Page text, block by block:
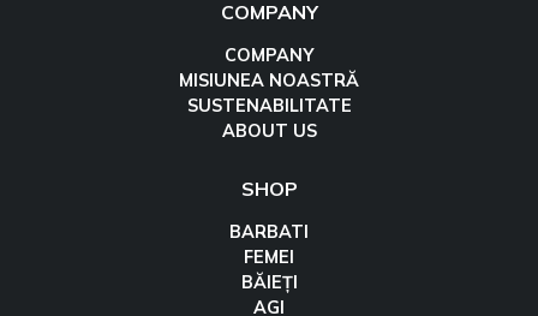
COMPANY
COMPANY
MISIUNEA NOASTRĂ
SUSTENABILITATE
ABOUT US
SHOP
BARBATI
FEMEI
BĂIEȚI
AGI